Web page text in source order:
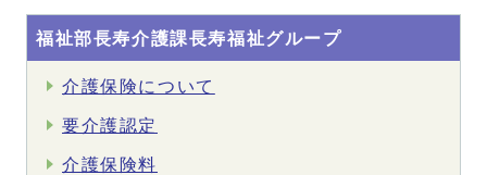
福祉部長寿介護課長寿福祉グループ
介護保険について
要介護認定
介護保険料